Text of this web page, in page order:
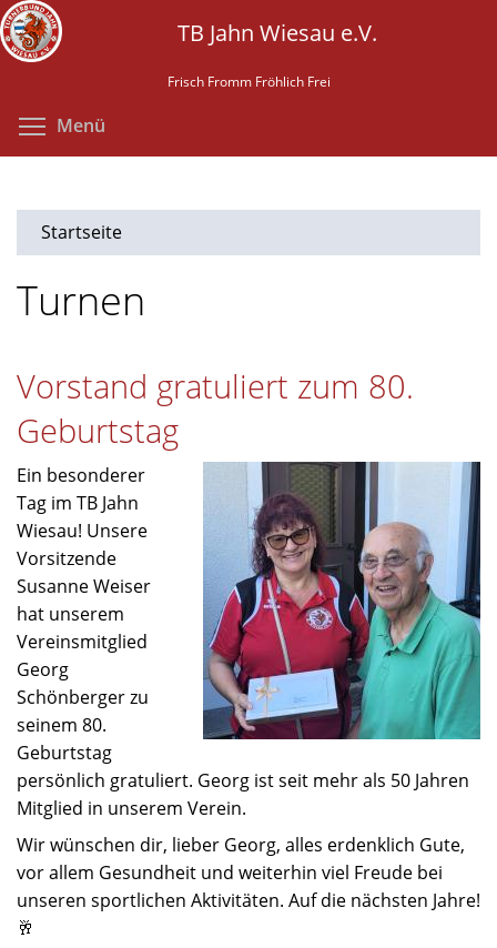
Direkt
zum
Inhalt
TB Jahn Wiesau e.V.
Frisch Fromm Fröhlich Frei
Menü
Startseite
Turnen
Vorstand gratuliert zum 80.
Geburtstag
Ein besonderer
Tag im TB Jahn
Wiesau! Unsere
Vorsitzende
Susanne Weiser
hat unserem
Vereinsmitglied
Georg
Schönberger zu
seinem 80.
Geburtstag
persönlich gratuliert. Georg ist seit mehr als 50 Jahren
Mitglied in unserem Verein.
Wir wünschen dir, lieber Georg, alles erdenklich Gute,
vor allem Gesundheit und weiterhin viel Freude bei
unseren sportlichen Aktivitäten. Auf die nächsten Jahre!
🥂